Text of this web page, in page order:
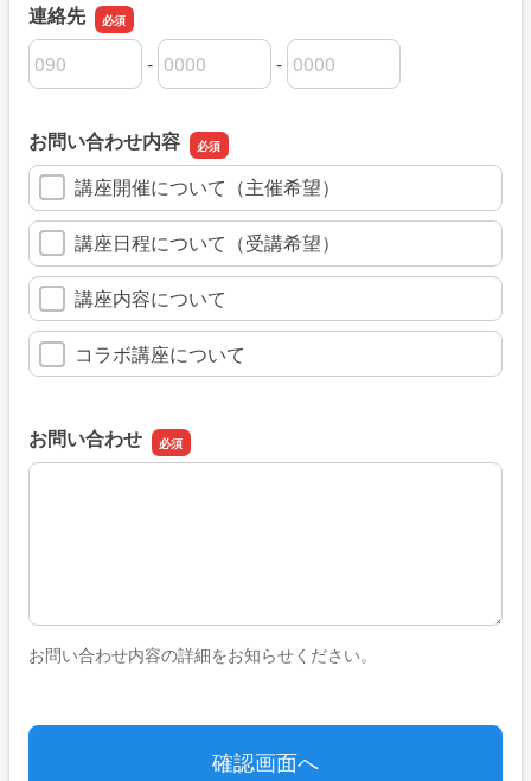
連絡先
連絡先の市外局番
-
連絡先の市内局番 -
連絡先の加入者番号
お問い合わせ内容
講座開催について（主催希望）
講座日程について（受講希望）
講座内容について
コラボ講座について
お問い合わせ
お問い合わせ
お問い合わせ内容の詳細をお知らせください。